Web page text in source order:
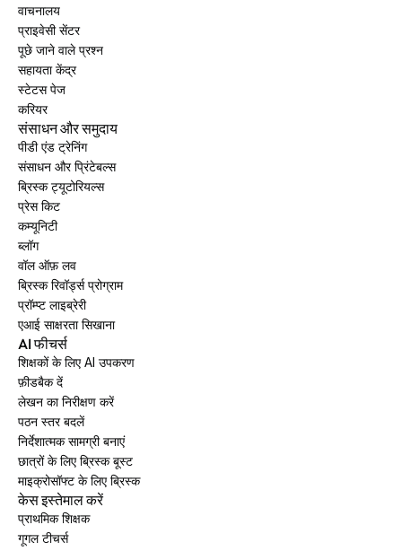
वाचनालय
प्राइवेसी सेंटर
पूछे जाने वाले प्रश्न
सहायता केंद्र
स्टेटस पेज
करियर
संसाधन और समुदाय
पीडी एंड ट्रेनिंग
संसाधन और प्रिंटेबल्स
ब्रिस्क ट्यूटोरियल्स
प्रेस किट
कम्यूनिटी
ब्लॉग
वॉल ऑफ़ लव
ब्रिस्क रिवॉर्ड्स प्रोग्राम
प्रॉम्प्ट लाइब्रेरी
एआई साक्षरता सिखाना
AI फीचर्स
शिक्षकों के लिए AI उपकरण
फ़ीडबैक दें
लेखन का निरीक्षण करें
पठन स्तर बदलें
निर्देशात्मक सामग्री बनाएं
छात्रों के लिए ब्रिस्क बूस्ट
माइक्रोसॉफ्ट के लिए ब्रिस्क
केस इस्तेमाल करें
प्राथमिक शिक्षक
गूगल टीचर्स